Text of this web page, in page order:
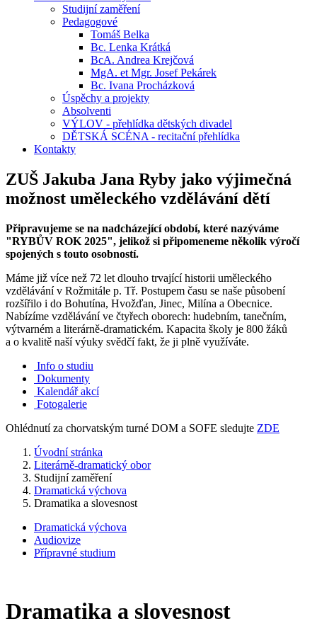
Studijní zaměření
Pedagogové
Tomáš Belka
Bc. Lenka Krátká
BcA. Andrea Krejčová
MgA. et Mgr. Josef Pekárek
Bc. Ivana Procházková
Úspěchy a projekty
Absolventi
VÝLOV - přehlídka dětských divadel
DĚTSKÁ SCÉNA - recitační přehlídka
Kontakty
ZUŠ Jakuba Jana Ryby jako výjimečná
možnost uměleckého vzdělávání dětí
Připravujeme se na nadcházející období, které nazýváme
"RYBŮV ROK 2025", jelikož si připomeneme několik výročí
spojených s touto osobností.
Máme již více než 72 let dlouho trvající historii uměleckého
vzdělávání v Rožmitále p. Tř. Postupem času se naše působení
rozšířilo i do Bohutína, Hvožďan, Jinec, Milína a Obecnice.
Nabízíme vzdělávání ve čtyřech oborech: hudebním, tanečním,
výtvarném a literárně-dramatickém. Kapacita školy je 800 žáků
a o kvalitě naší výuky svědčí fakt, že ji plně využíváte.
Info o studiu
Dokumenty
Kalendář akcí
Fotogalerie
Ohlédnutí za chorvatským turné DOM a SOFE sledujte ZDE
Úvodní stránka
Literárně-dramatický obor
Studijní zaměření
Dramatická výchova
Dramatika a slovesnost
Dramatická výchova
Audiovize
Přípravné studium
Dramatika a slovesnost